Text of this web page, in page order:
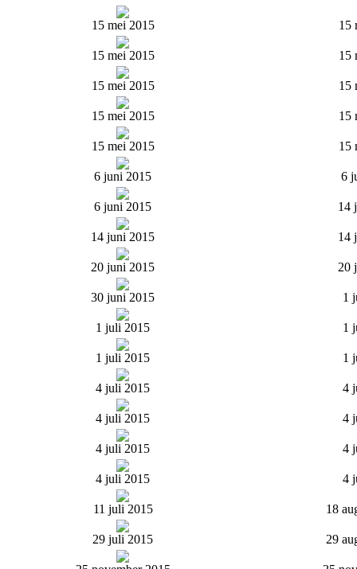
15 mei 2015 15
15 mei 2015 15
15 mei 2015 15
15 mei 2015 15
15 mei 2015 15
6 juni 2015 6
6 juni 2015 14
14 juni 2015 14
20 juni 2015 20
30 juni 2015 1
1 juli 2015 1
1 juli 2015 1
4 juli 2015 4
4 juli 2015 4
4 juli 2015 4
4 juli 2015 4
11 juli 2015 18
29 juli 2015 29